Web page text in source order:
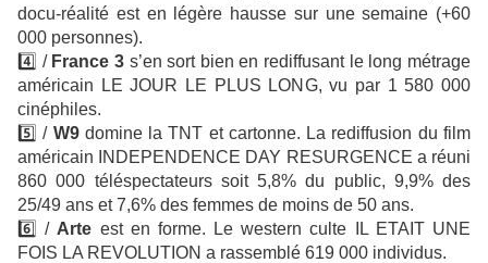
docu-réalité est en légère hausse sur une semaine (+60
000 personnes).
4️⃣ / France 3s’en sort bien en rediffusant le long métrage
américain LE JOUR LE PLUS LONG, vu par 1 580 000
cinéphiles.
5️⃣/ W9 domine la TNT et cartonne. La rediffusion du film
américain INDEPENDENCE DAY RESURGENCE a réuni
860 000 téléspectateurs soit 5,8% du public, 9,9% des
25/49 ans et 7,6% des femmes de moins de 50 ans.
6️⃣ / Arte est en forme. Le western culte IL ETAIT UNE
FOIS LA REVOLUTION a rassemblé 619 000 individus.